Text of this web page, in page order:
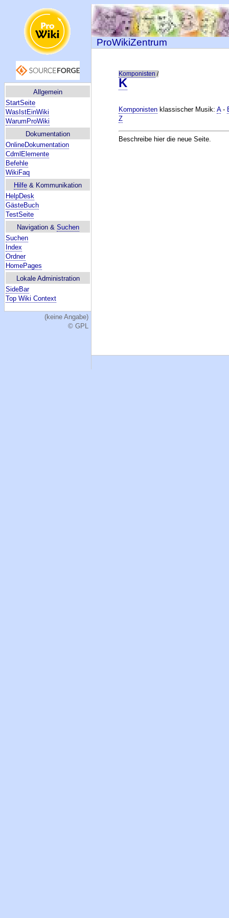
Allgemein
StartSeite
WasIstEinWiki
WarumProWiki
Dokumentation
OnlineDokumentation
CdmlElemente
Befehle
WikiFaq
Hilfe & Kommunikation
HelpDesk
GästeBuch
TestSeite
Navigation & Suchen
Suchen
Index
Ordner
HomePages
Lokale Administration
SideBar
Top Wiki Context
(keine Angabe)
© GPL
ProWikiZentrum
Komponisten /
K
Komponisten klassischer Musik:A-
Z
Beschreibe hier die neue Seite.